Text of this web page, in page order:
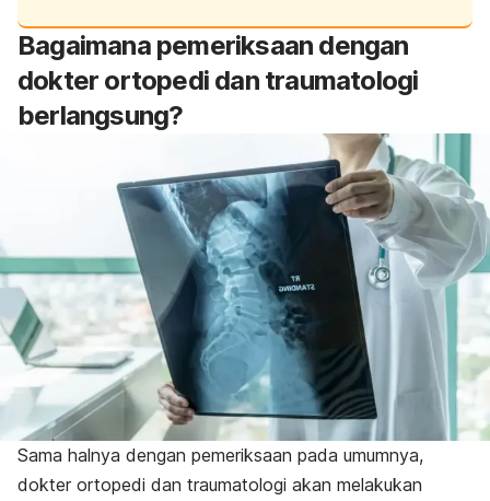
Bagaimana pemeriksaan dengan
dokter ortopedi dan traumatologi
berlangsung?
Sama halnya dengan pemeriksaan pada umumnya,
dokter ortopedi dan traumatologi akan melakukan